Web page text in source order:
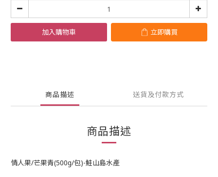
加入購物車 立即購買
商品描述 送貨及付款方式
商品描述
情人果/芒果青(500g/包)-鮭山島水產